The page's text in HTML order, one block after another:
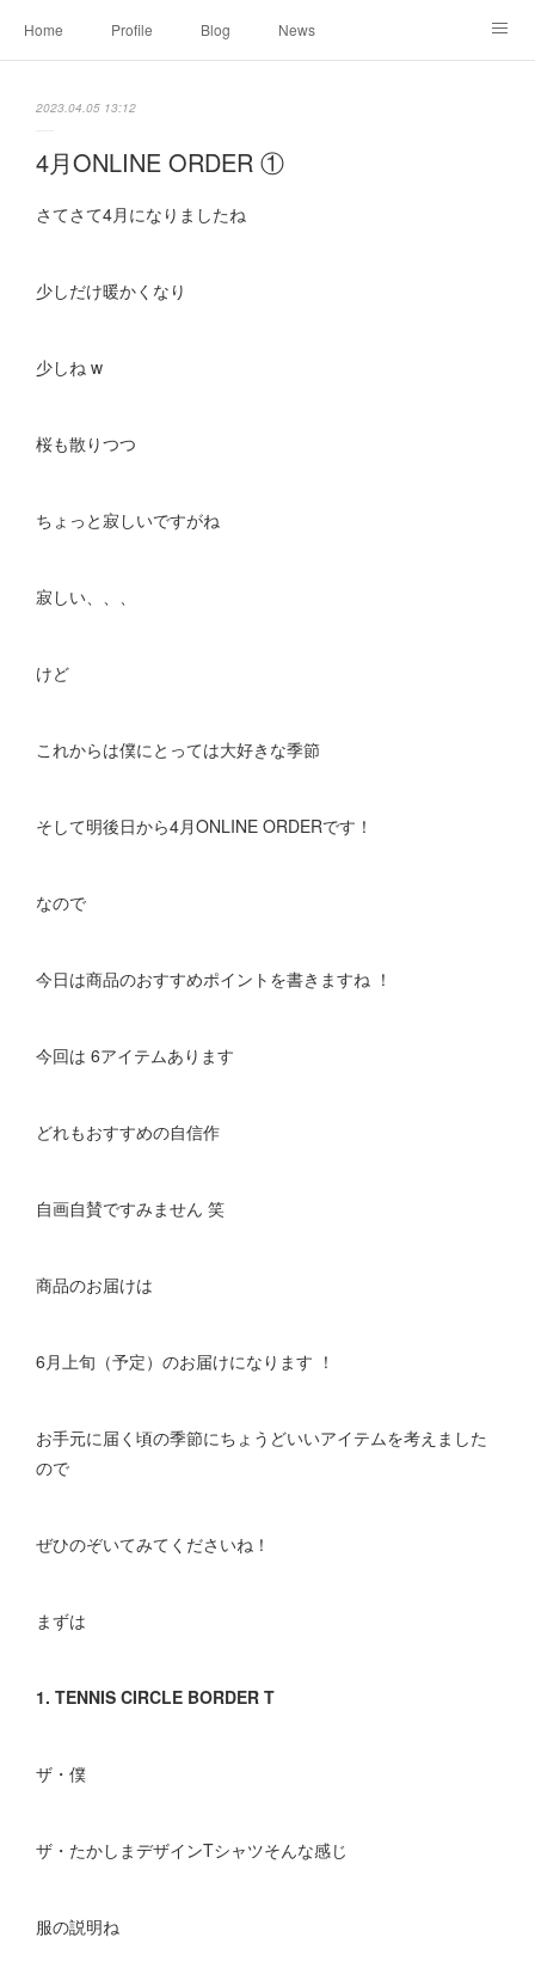
Home Profile Blog News
2023.04.05 13:12
4月ONLINE ORDER ①
さてさて4月になりましたね
少しだけ暖かくなり
少しね w
桜も散りつつ
ちょっと寂しいですがね
寂しい、、、
けど
これからは僕にとっては大好きな季節
そして明後日から4月ONLINE ORDERです！
なので
今日は商品のおすすめポイントを書きますね ！
今回は 6アイテムあります
どれもおすすめの自信作
自画自賛ですみません 笑
商品のお届けは
6月上旬（予定）のお届けになります ！
お手元に届く頃の季節にちょうどいいアイテムを考えました
ので
ぜひのぞいてみてくださいね！
まずは
1. TENNIS CIRCLE BORDER T
ザ・僕
ザ・たかしまデザインTシャツそんな感じ
服の説明ね